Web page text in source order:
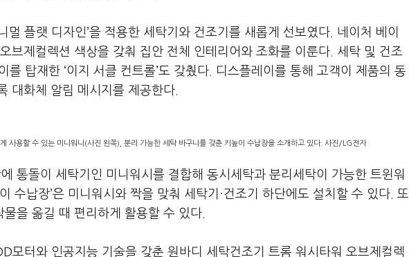
멀 플랫 디자인’을 적용한 세탁기와 건조기를 새롭게 선보였다. 네이처 베이
브제컬렉션 색상을 갖춰 집안 전체 인테리어와 조화를 이룬다. 세탁 및 건조
를 탑재한 ‘이지 서클 컨트롤’도 갖췄다. 디스플레이를 통해 고객이 제품의 동
대화체 알림 메시지를 제공한다.
사용할 수 있는 미니워니(사진 왼쪽), 분리 가능한 세탁 바구니를 갖춘 키높이 수납장을 소개하고 있다. 사진/LG전자
통돌이 세탁기인 미니워시를 결합해 동시세탁과 분리세탁이 가능한 트윈워
수납장’은 미니워시와 짝을 맞춰 세탁기·건조기 하단에도 설치할 수 있다. 또
을 옮길 때 편리하게 활용할 수 있다.
모터와 인공지능 기술을 갖춘 원바디 세탁건조기 트롬 워시타워 오브제컬렉